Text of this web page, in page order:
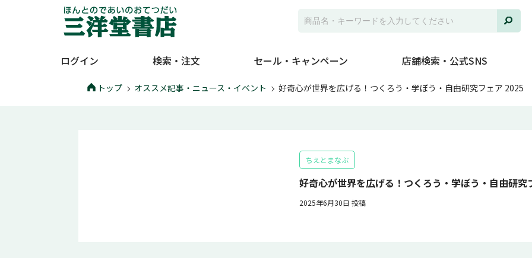
ログイン 検索・注文 セール・キャンペーン 店舗検索・公式SNS
トップ オススメ記事・ニュース・イベント 好奇心が世界を広げる！つくろう・学ぼう・自由研究フェア 2025
ちえとまなぶ
好奇心が世界を広げる！つくろう・学ぼう・自由研究
2025年6月30日 投稿